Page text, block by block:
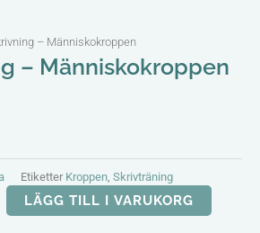
– Människokroppen
– Människokroppen
Etiketter Kroppen, Skrivträning
LÄGG TILL I VARUKORG